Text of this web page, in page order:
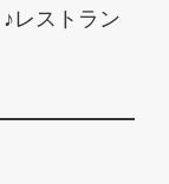
レストラン